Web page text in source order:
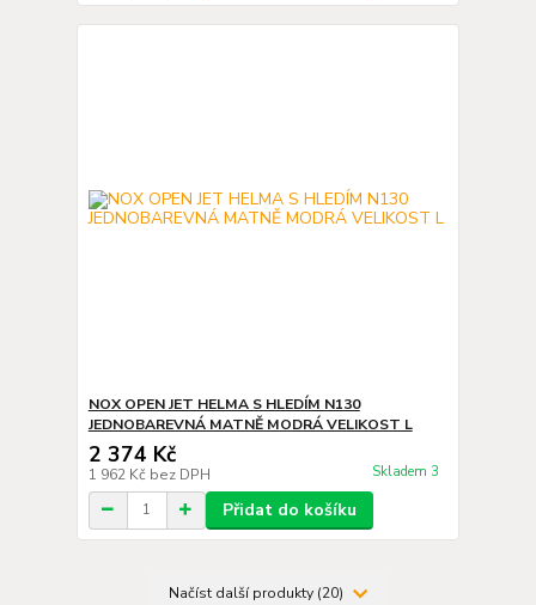
NOX OPEN JET HELMA S HLEDÍM N130
JEDNOBAREVNÁ MATNĚ MODRÁ VELIKOST L
2 374 Kč
1 962 Kč bez DPH Skladem 3
Přidat do košíku
Načíst další produkty (20)